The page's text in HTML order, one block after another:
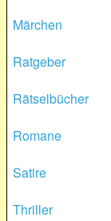
Märchen
Ratgeber
Rätselbücher
Romane
Satire
Thriller